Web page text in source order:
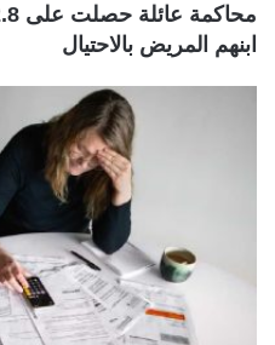
ابنهم المريض بالاحتيال